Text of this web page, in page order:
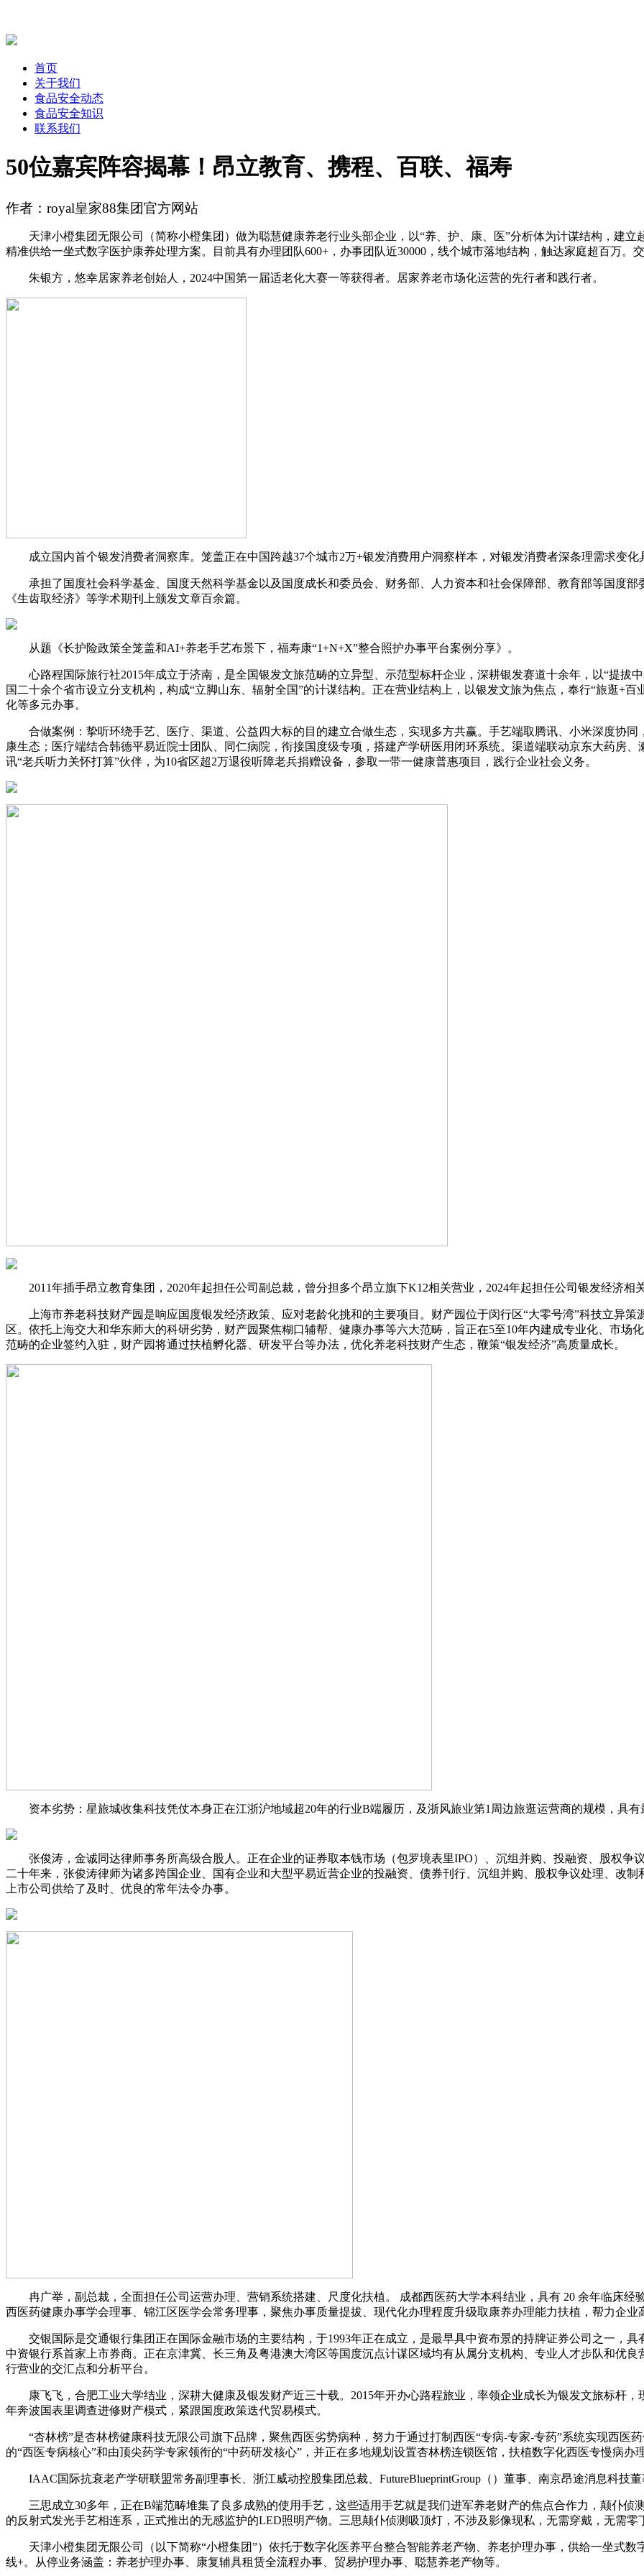
首页
关于我们
食品安全动态
食品安全知识
联系我们
50位嘉宾阵容揭幕！昂立教育、携程、百联、福寿
作者：royal皇家88集团官方网站
天津小橙集团无限公司（简称小橙集团）做为聪慧健康养老行业头部企业，以“养、护、康、医”分析体为计谋结构，建立
精准供给一坐式数字医护康养处理方案。目前具有办理团队600+，办事团队近30000，线个城市落地结构，触达家庭超百万。
朱银方，悠幸居家养老创始人，2024中国第一届适老化大赛一等获得者。居家养老市场化运营的先行者和践行者。
成立国内首个银发消费者洞察库。笼盖正在中国跨越37个城市2万+银发消费用户洞察样本，对银发消费者深条理需求变化
承担了国度社会科学基金、国度天然科学基金以及国度成长和委员会、财务部、人力资本和社会保障部、教育部等国度部
《生齿取经济》等学术期刊上颁发文章百余篇。
从题《长护险政策全笼盖和AI+养老手艺布景下，福寿康“1+N+X”整合照护办事平台案例分享》。
心路程国际旅行社2015年成立于济南，是全国银发文旅范畴的立异型、示范型标杆企业，深耕银发赛道十余年，以“提拔
国二十余个省市设立分支机构，构成“立脚山东、辐射全国”的计谋结构。正在营业结构上，以银发文旅为焦点，奉行“旅逛+
化等多元办事。
合做案例：挚听环绕手艺、医疗、渠道、公益四大标的目的建立合做生态，实现多方共赢。手艺端取腾讯、小米深度协同
康生态；医疗端结合韩德平易近院士团队、同仁病院，衔接国度级专项，搭建产学研医用闭环系统。渠道端联动京东大药房
讯“老兵听力关怀打算”伙伴，为10省区超2万退役听障老兵捐赠设备，参取一带一健康普惠项目，践行企业社会义务。
2011年插手昂立教育集团，2020年起担任公司副总裁，曾分担多个昂立旗下K12相关营业，2024年起担任公司银发经济相
上海市养老科技财产园是响应国度银发经济政策、应对老龄化挑和的主要项目。财产园位于闵行区“大零号湾”科技立异策
区。依托上海交大和华东师大的科研劣势，财产园聚焦糊口辅帮、健康办事等六大范畴，旨正在5至10年内建成专业化、市场
范畴的企业签约入驻，财产园将通过扶植孵化器、研发平台等办法，优化养老科技财产生态，鞭策“银发经济”高质量成长。
资本劣势：星旅城收集科技凭仗本身正在江浙沪地域超20年的行业B端履历，及浙风旅业第1周边旅逛运营商的规模，具
张俊涛，金诚同达律师事务所高级合股人。正在企业的证券取本钱市场（包罗境表里IPO）、沉组并购、投融资、股权争
二十年来，张俊涛律师为诸多跨国企业、国有企业和大型平易近营企业的投融资、债券刊行、沉组并购、股权争议处理、改
上市公司供给了及时、优良的常年法令办事。
冉广举，副总裁，全面担任公司运营办理、营销系统搭建、尺度化扶植。 成都西医药大学本科结业，具有 20 余年临床经
西医药健康办事学会理事、锦江区医学会常务理事，聚焦办事质量提拔、现代化办理程度升级取康养办理能力扶植，帮力企业
交银国际是交通银行集团正在国际金融市场的主要结构，于1993年正在成立，是最早具中资布景的持牌证券公司之一，具
中资银行系首家上市券商。正在京津冀、长三角及粤港澳大湾区等国度沉点计谋区域均有从属分支机构、专业人才步队和优
行营业的交汇点和分析平台。
康飞飞，合肥工业大学结业，深耕大健康及银发财产近三十载。2015年开办心路程旅业，率领企业成长为银发文旅标杆，
年奔波国表里调查进修财产模式，紧跟国度政策迭代贸易模式。
“杏林榜”是杏林榜健康科技无限公司旗下品牌，聚焦西医劣势病种，努力于通过打制西医“专病-专家-专药”系统实现西医
的“西医专病核心”和由顶尖药学专家领衔的“中药研发核心”，并正在多地规划设置杏林榜连锁医馆，扶植数字化西医专慢病办
IAAC国际抗衰老产学研联盟常务副理事长、浙江威动控股集团总裁、FutureBlueprintGroup（）董事、南京昂途消息科技
三思成立30多年，正在B端范畴堆集了良多成熟的使用手艺，这些适用手艺就是我们进军养老财产的焦点合作力，颠仆侦
的反射式发光手艺相连系，正式推出的无感监护的LED照明产物。三思颠仆侦测吸顶灯，不涉及影像现私，无需穿戴，无需
天津小橙集团无限公司（以下简称“小橙集团”）依托于数字化医养平台整合智能养老产物、养老护理办事，供给一坐式数
线+。从停业务涵盖：养老护理办事、康复辅具租赁全流程办事、贸易护理办事、聪慧养老产物等。